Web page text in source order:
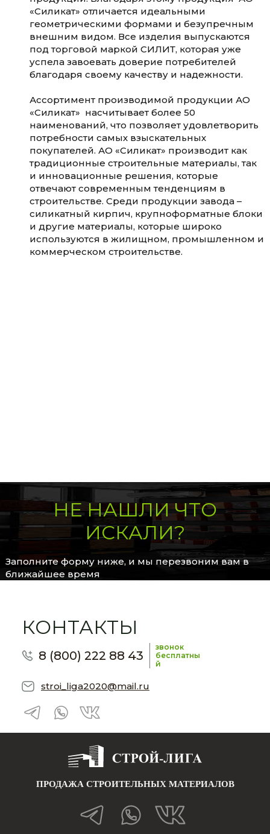
«Силикат» отличается идеальными
геометрическими формами и безупречным
внешним видом. Все изделия выпускаются
под торговой маркой СИЛИТ, которая уже
успела завоевать доверие потребителей
благодаря своему качеству и надежности.
Ассортимент производимой продукции АО
«Силикат» насчитывает более 50
наименований, что позволяет удовлетворить
потребности самых взыскательных
покупателей. АО «Силикат» производит как
традиционные строительные материалы, так
и инновационные решения, которые
отвечают современным тенденциям в
строительстве. Среди продукции завода –
силикатный кирпич, крупноформатные блоки
и другие материалы, которые широко
используются в жилищном, промышленном и
коммерческом строительстве.
НЕ НАШЛИ ЧТО
ИСКАЛИ?
Заполните форму ниже, и мы перезвоним вам в
ближайшее время
КОНТАКТЫ
8 (800) 222 88 43
звонок
бесплатны
й
stroi_liga2020@mail.ru
ПРОДАЖА СТРОИТЕЛЬНЫХ МАТЕРИАЛОВ